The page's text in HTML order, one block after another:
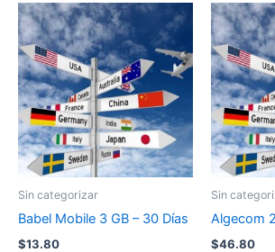
Sin categorizar
Babel Mobile 3 GB – 30 Días
$13.80
Sin
Algecom
$46.80